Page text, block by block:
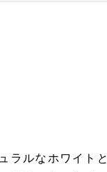
ラルなホワイト